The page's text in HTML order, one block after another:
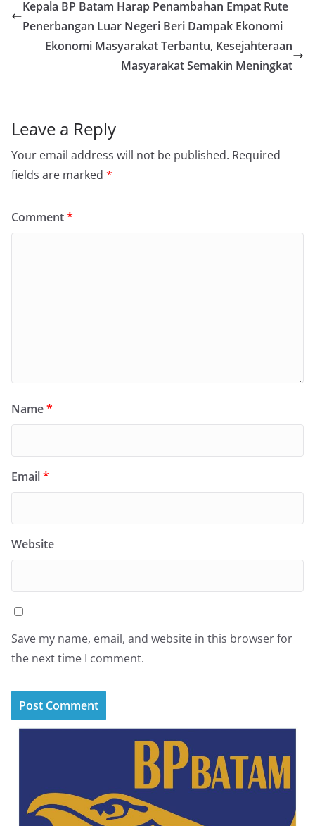
Kepala BP Batam Harap Penambahan Empat Rute
Penerbangan Luar Negeri Beri Dampak Ekonomi
Ekonomi Masyarakat Terbantu, Kesejahteraan
Masyarakat Semakin Meningkat
Leave a Reply
Your email address will not be published. Required
fields are marked *
Comment*
Name*
Email*
Website
Save my name, email, and website in this browser for
the next time I comment.